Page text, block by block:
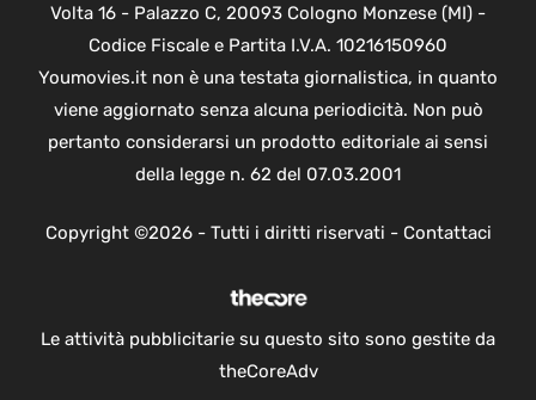
Volta 16 - Palazzo C, 20093 Cologno Monzese (MI) -
Codice Fiscale e Partita I.V.A. 10216150960
Youmovies.it non è una testata giornalistica, in quanto
viene aggiornato senza alcuna periodicità. Non può
pertanto considerarsi un prodotto editoriale ai sensi
della legge n. 62 del 07.03.2001
Copyright ©2026 - Tutti i diritti riservati - Contattaci
Le attività pubblicitarie su questo sito sono gestite da
theCoreAdv